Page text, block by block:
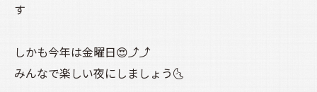
す
しかも今年は金曜日😍⤴️⤴️
みんなで楽しい夜にしましょう🌜️